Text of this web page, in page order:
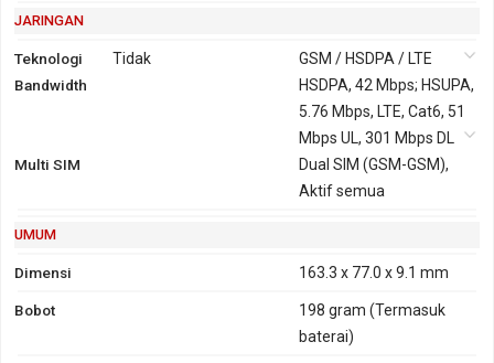
JARINGAN
Teknologi Tidak
GSM / HSDPA / LTE
2G
3G
GPRS Ya EDGE Ya
Bandwidth
HSDPA, 42 Mbps; HSUPA,
5.76 Mbps, LTE, Cat6, 51
Mbps UL, 301 Mbps DL
Multi SIM
Dual SIM (GSM-GSM),
Aktif semua
UMUM
Dimensi 163.3 x 77.0 x 9.1 mm
Bobot 198 gram (Termasuk
baterai)